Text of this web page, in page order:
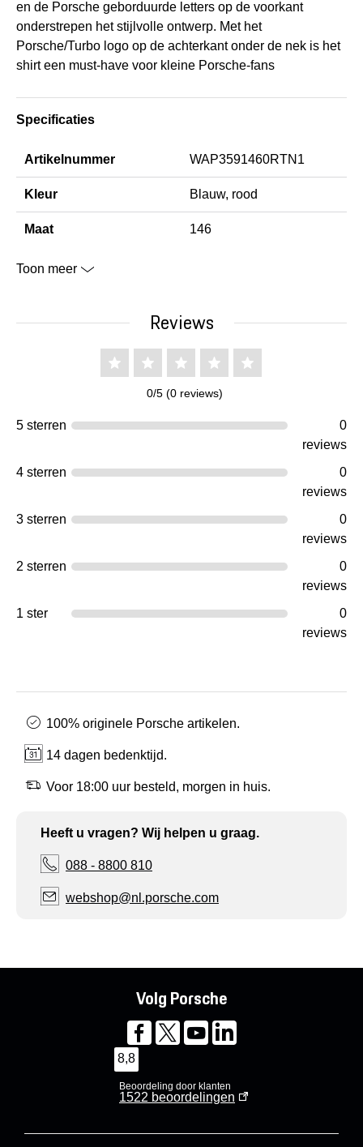
en de Porsche geborduurde letters op de voorkant
onderstrepen het stijlvolle ontwerp. Met het
Porsche/Turbo logo op de achterkant onder de nek is het
shirt een must-have voor kleine Porsche-fans
Specificaties
Artikelnummer WAP3591460RTN1
Kleur Blauw, rood
Maat 146
Toon meer
Reviews
0/5 (0 reviews)
5 sterren
0
reviews
4 sterren
0
reviews
3 sterren
0
reviews
2 sterren
0
reviews
1 ster
0
reviews
100% originele Porsche artikelen.
14 dagen bedenktijd.
Voor 18:00 uur besteld, morgen in huis.
Heeft u vragen? Wij helpen u graag.
088 - 8800 810
webshop@nl.porsche.com
Volg Porsche
8,8
Beoordeling door klanten
1522 beoordelingen